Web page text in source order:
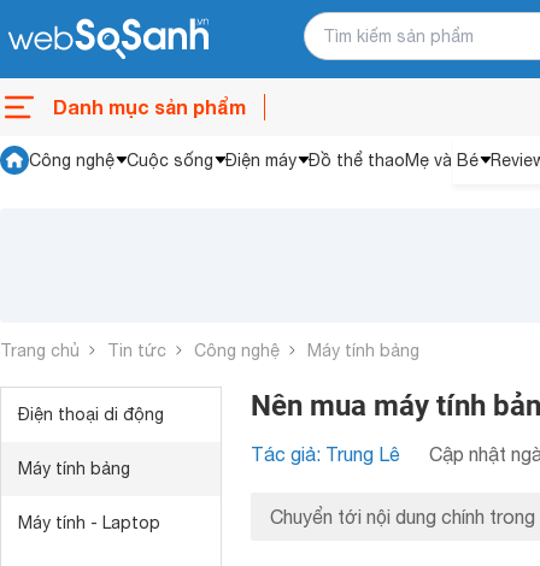
Danh mục sản phẩm
Công nghệ Cuộc sống Điện máy Đồ thể thaoMẹ và Bé
Trang chủ Tin tức Công nghệ Máy tính bảng
Điện thoại di động
Máy tính bảng
Máy tính - Laptop
Nên mua máy tính
Tác giả: Trung Lê Cập nhật
Chuyển tới nội dung chính trong